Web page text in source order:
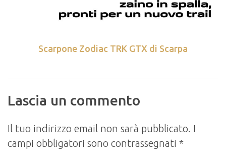
Scarpone Zodiac TRK GTX di Scarpa
Lascia un commento
Il tuo indirizzo email non sarà pubblicato. I
campi obbligatori sono contrassegnati *